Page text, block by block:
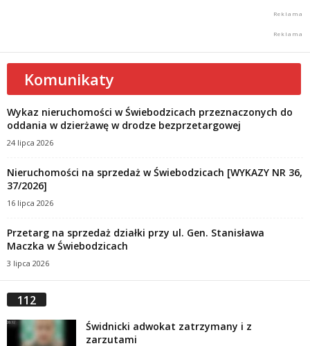
Komunikaty
Wykaz nieruchomości w Świebodzicach przeznaczonych do
oddania w dzierżawę w drodze bezprzetargowej
24 lipca 2026
Nieruchomości na sprzedaż w Świebodzicach [WYKAZY NR 36,
37/2026]
16 lipca 2026
Przetarg na sprzedaż działki przy ul. Gen. Stanisława
Maczka w Świebodzicach
3 lipca 2026
112
Świdnicki adwokat zatrzymany i z
zarzutami